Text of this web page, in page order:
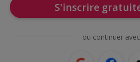
S'inscrire
ou continuer avec